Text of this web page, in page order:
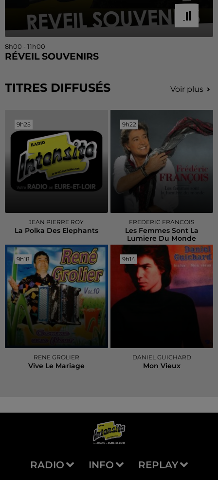
8h00 - 11h00
RÉVEIL SOUVENIRS
TITRES DIFFUSÉS Voir plus
9h25
9h25
JEAN PIERRE ROY
La Polka Des Elephants
9h22
9h22
FREDERIC FRANCOIS
Les Femmes Sont La
Lumiere Du Monde
9h18
9h18
RENE GROLIER
Vive Le Mariage
9h14
9h14
DANIEL GUICHARD
Mon Vieux
RADIO INFO REPLAY